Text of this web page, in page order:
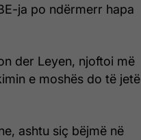
ja po ndërmerr hapa
der Leyen, njoftoi më
e moshës do të jetë
ashtu siç bëjmë në